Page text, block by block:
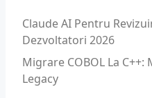
Claude AI Pentru
Dezvoltatori 2026
Migrare COBOL La
Legacy